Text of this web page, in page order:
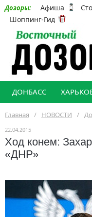
Дозоры: Афиша
Шоппинг-Гид
ДОНБАСС
Главная / НОВОСТИ /
22.04.2015
Ход конем:
«ДНР»